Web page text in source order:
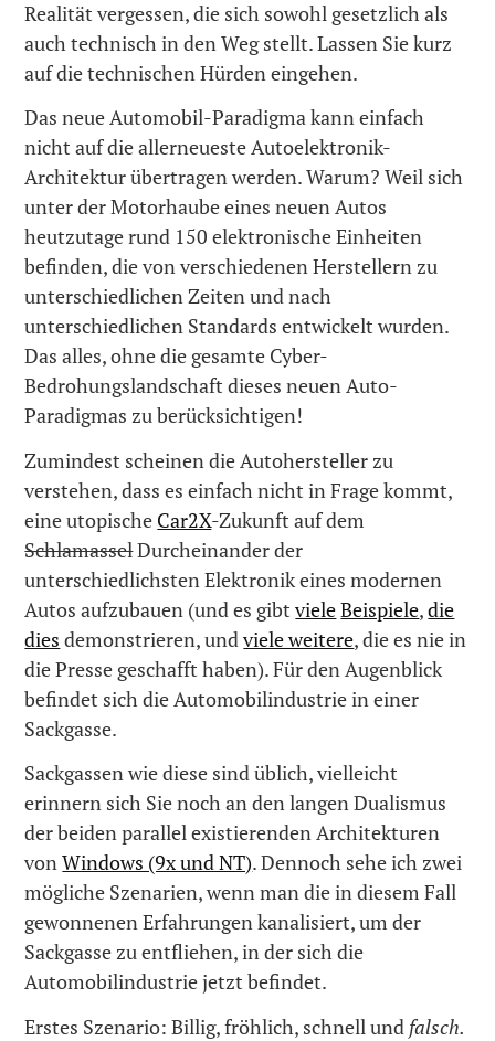
Realität vergessen, die sich sowohl gesetzlich als
auch technisch in den Weg stellt. Lassen Sie kurz
auf die technischen Hürden eingehen.
Das neue Automobil-Paradigma kann einfach
nicht auf die allerneueste Autoelektronik-
Architektur übertragen werden. Warum? Weil sich
unter der Motorhaube eines neuen Autos
heutzutage rund 150 elektronische Einheiten
befinden, die von verschiedenen Herstellern zu
unterschiedlichen Zeiten und nach
unterschiedlichen Standards entwickelt wurden.
Das alles, ohne die gesamte Cyber-
Bedrohungslandschaft dieses neuen Auto-
Paradigmas zu berücksichtigen!
Zumindest scheinen die Autohersteller zu
verstehen, dass es einfach nicht in Frage kommt,
eine utopische Car2X-Zukunft auf dem
SchlamasselDurcheinander der
unterschiedlichsten Elektronik eines modernen
Autos aufzubauen (und es gibtvieleBeispiele,die
dies demonstrieren, undviele weitere, die es nie in
die Presse geschafft haben). Für den Augenblick
befindet sich die Automobilindustrie in einer
Sackgasse.
Sackgassen wie diese sind üblich, vielleicht
erinnern sich Sie noch an den langen Dualismus
der beiden parallel existierenden Architekturen
vonWindows (9x und NT). Dennoch sehe ich zwei
mögliche Szenarien, wenn man die in diesem Fall
gewonnenen Erfahrungen kanalisiert, um der
Sackgasse zu entfliehen, in der sich die
Automobilindustrie jetzt befindet.
Erstes Szenario: Billig, fröhlich, schnell und falsch.